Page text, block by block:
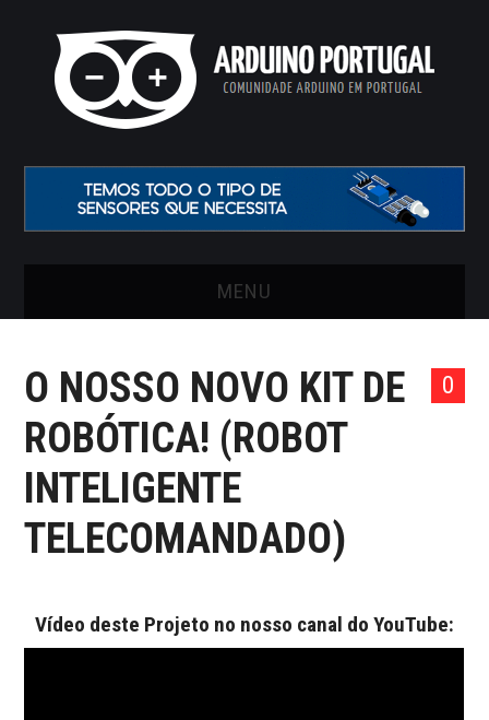
MENU
ARTIGOS
VIDEOS
ARDUINO
0
O NOSSO NOVO KIT DE
ROBÓTICA! (ROBOT
INTELIGENTE
TELECOMANDADO)
Vídeo deste Projeto no nosso canal do YouTube: